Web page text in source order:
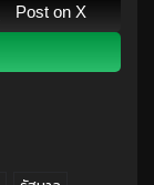
Post on X